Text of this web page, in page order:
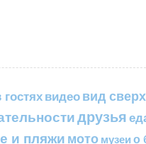
гостяхвидеовид
друзья
и пляжимото музеи о